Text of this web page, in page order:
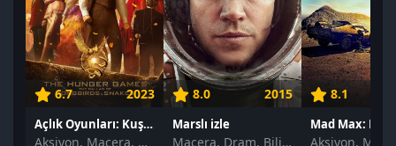
6.7 2023
Açlık Oyunları: Kuşların ve Yılanların Şarkısı izle
Aksiyon, Macera, Dram
8.0 2015
Marslı izle
Macera, Dram, Bilim Kurgu
8.1